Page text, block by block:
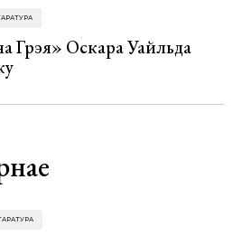
Грэя» Оскара Уайльда